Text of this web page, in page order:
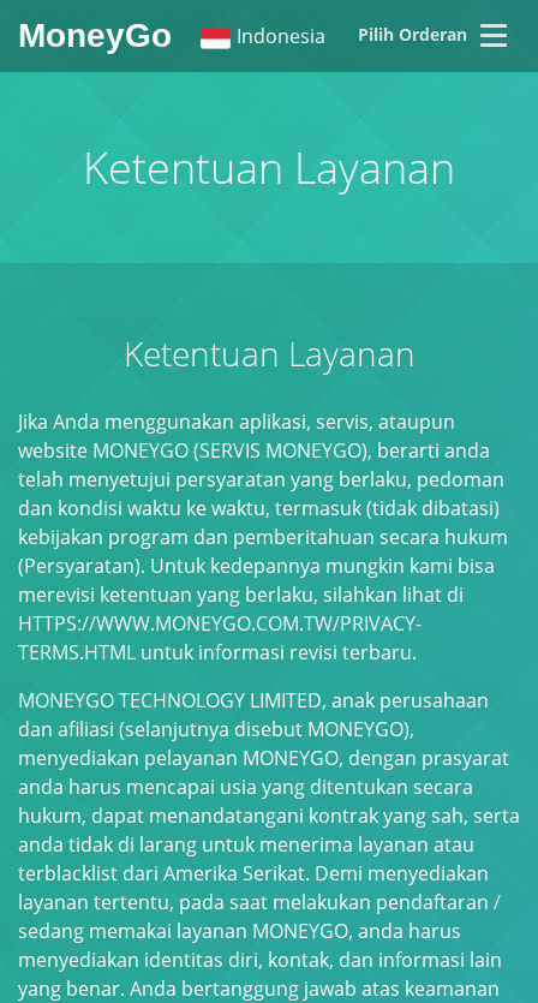
MoneyGo
Indonesia
Pilih Orderan
Ketentuan Layanan
Ketentuan Layanan
Jika Anda menggunakan aplikasi, servis, ataupun
website MONEYGO (SERVIS MONEYGO), berarti anda
telah menyetujui persyaratan yang berlaku, pedoman
dan kondisi waktu ke waktu, termasuk (tidak dibatasi)
kebijakan program dan pemberitahuan secara hukum
(Persyaratan). Untuk kedepannya mungkin kami bisa
merevisi ketentuan yang berlaku, silahkan lihat di
HTTPS://WWW.MONEYGO.COM.TW/PRIVACY-
TERMS.HTML untuk informasi revisi terbaru.
MONEYGO TECHNOLOGY LIMITED, anak perusahaan
dan afiliasi (selanjutnya disebut MONEYGO),
menyediakan pelayanan MONEYGO, dengan prasyarat
anda harus mencapai usia yang ditentukan secara
hukum, dapat menandatangani kontrak yang sah, serta
anda tidak di larang untuk menerima layanan atau
terblacklist dari Amerika Serikat. Demi menyediakan
layanan tertentu, pada saat melakukan pendaftaran /
sedang memakai layanan MONEYGO, anda harus
menyediakan identitas diri, kontak, dan informasi lain
yang benar. Anda bertanggung jawab atas keamanan